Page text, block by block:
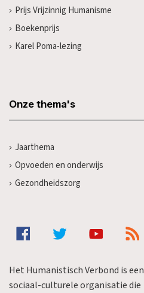
Prijs Vrijzinnig Humanisme
Boekenprijs
Karel Poma-lezing
Onze thema's
Jaarthema
Opvoeden en onderwijs
Gezondheidszorg
Het Humanistisch Verbond is een
sociaal-culturele organisatie die